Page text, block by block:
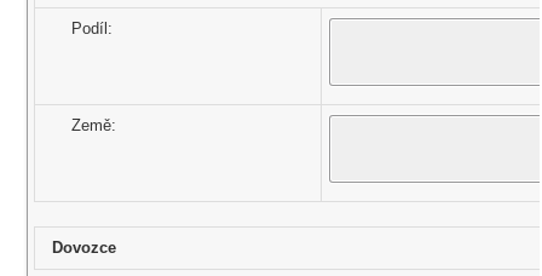
Podíl:
Země:
Dovozce